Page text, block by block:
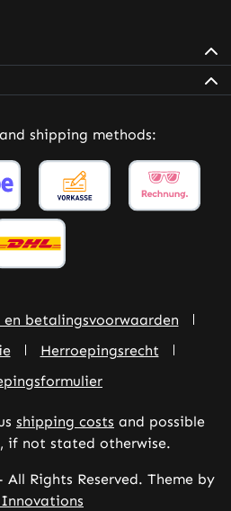
in a new browser tab
– opens in a new
shipping methods:
en betalingsvoorwaarden
Herroepingsrecht
shipping costs and possible
if not stated otherwise.
Rights Reserved. Theme by